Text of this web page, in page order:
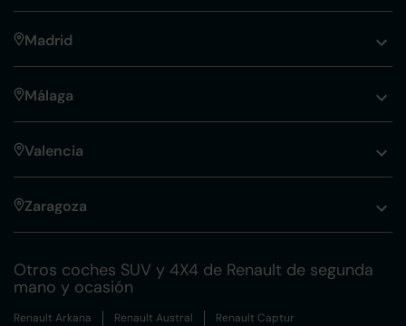
Madrid
Málaga
Valencia
Zaragoza
Otros coches SUV y 4X4 de Renault de segunda
mano y ocasión
Renault Arkana Renault Austral Renault Captur